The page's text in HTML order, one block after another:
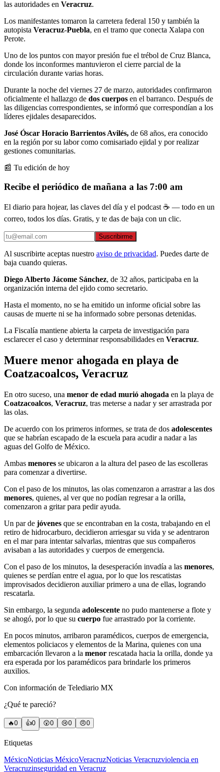
las autoridades en Veracruz.
Los manifestantes tomaron la carretera federal 150 y también la
autopista Veracruz-Puebla, en el tramo que conecta Xalapa con
Perote.
Uno de los puntos con mayor presión fue el trébol de Cruz Blanca,
donde los inconformes mantuvieron el cierre parcial de la
circulación durante varias horas.
Durante la noche del viernes 27 de marzo, autoridades confirmaron
oficialmente el hallazgo de dos cuerpos en el barranco. Después de
las diligencias correspondientes, se informó que correspondían a los
líderes ejidales desaparecidos.
José Óscar Horacio Barrientos Avilés, de 68 años, era conocido
en la región por su labor como comisariado ejidal y por realizar
gestiones comunitarias.
📰 Tu edición de hoy
Recibe el periódico de mañana a las 7:00 am
El diario para hojear, las claves del día y el podcast ☕ — todo en un
correo, todos los días. Gratis, y te das de baja con un clic.
Suscribirme
Al suscribirte aceptas nuestro aviso de privacidad. Puedes darte de
baja cuando quieras.
Diego Alberto Jácome Sánchez, de 32 años, participaba en la
organización interna del ejido como secretario.
Hasta el momento, no se ha emitido un informe oficial sobre las
causas de muerte ni se ha informado sobre personas detenidas.
La Fiscalía mantiene abierta la carpeta de investigación para
esclarecer el caso y determinar responsabilidades en Veracruz.
Muere menor ahogada en playa de
Coatzacoalcos, Veracruz
En otro suceso, una menor de edad murió ahogada en la playa de
Coatzacoalcos, Veracruz, tras meterse a nadar y ser arrastrada por
las olas.
De acuerdo con los primeros informes, se trata de dos adolescentes
que se habrían escapado de la escuela para acudir a nadar a las
aguas del Golfo de México.
Ambas menores se ubicaron a la altura del paseo de las escolleras
para comenzar a divertirse.
Con el paso de los minutos, las olas comenzaron a arrastrar a las dos
menores, quienes, al ver que no podían regresar a la orilla,
comenzaron a gritar para pedir ayuda.
Un par de jóvenes que se encontraban en la costa, trabajando en el
retiro de hidrocarburo, decidieron arriesgar su vida y se adentraron
en el mar para intentar salvarlas, mientras que sus compañeros
avisaban a las autoridades y cuerpos de emergencia.
Con el paso de los minutos, la desesperación invadía a las menores,
quienes se perdían entre el agua, por lo que los rescatistas
improvisados decidieron auxiliar primero a una de ellas, logrando
rescatarla.
Sin embargo, la segunda adolescente no pudo mantenerse a flote y
se ahogó, por lo que su cuerpo fue arrastrado por la corriente.
En pocos minutos, arribaron paramédicos, cuerpos de emergencia,
elementos policiacos y elementos de la Marina, quienes con una
embarcación llevaron a la menor rescatada hacia la orilla, donde ya
era esperada por los paramédicos para brindarle los primeros
auxilios.
Con información de Telediario MX
¿Qué te pareció?
🔥0 👍0 😲0 😢0 😠0
Etiquetas
MéxicoNoticias MéxicoVeracruzNoticias Veracruzviolencia en
Veracruzinseguridad en Veracruz